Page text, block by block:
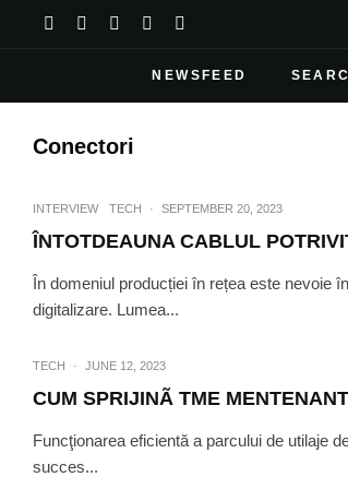
NEWSFEED
Conectori
INTERVIEW TECH · SEPTEMBER 20, 2023
ÎNTOTDEAUNA CABLUL
În domeniul producției în rețea este nevoie
digitalizare. Lumea...
TECH · JUNE 12, 2023
CUM SPRIJINÃ TME
Funcţionarea eficientă a parcului de utilaje
succes...